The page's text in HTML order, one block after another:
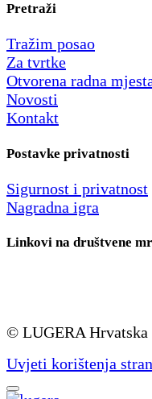
Pretraži
Tražim posao
Za tvrtke
Otvorena radna
Novosti
Kontakt
Postavke privatnosti
Sigurnost i privatnost
Nagradna igra
Linkovi na društvene
© LUGERA Hrvatska
Uvjeti korištenja